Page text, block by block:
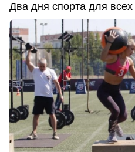
Два дня спорта для